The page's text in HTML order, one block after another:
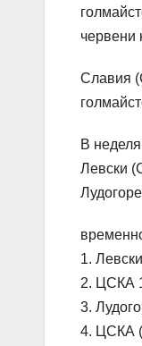
червени
Славия
В
Левски
1.
2. ЦСКА
3.
4. ЦСКА